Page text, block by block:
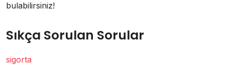
bulabilirsiniz!
Sıkça Sorulan Sorular
sigorta